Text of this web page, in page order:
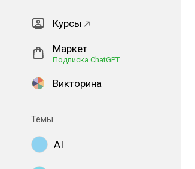
Курсы
Маркет
Подписка ChatGPT
Викторина
Темы
AI